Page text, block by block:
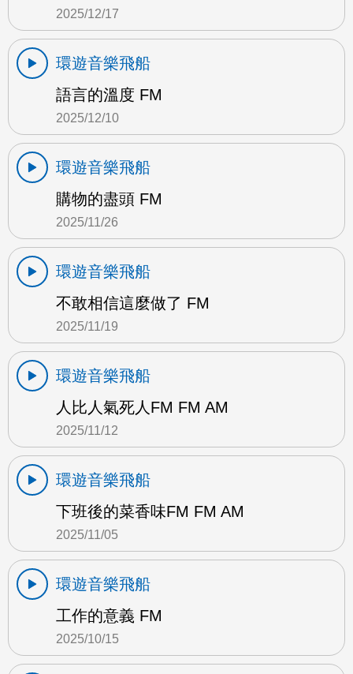
2025/12/17
環遊音樂飛船
語言的溫度 FM
2025/12/10
環遊音樂飛船
購物的盡頭 FM
2025/11/26
環遊音樂飛船
不敢相信這麼做了 FM
2025/11/19
環遊音樂飛船
人比人氣死人FM FM AM
2025/11/12
環遊音樂飛船
下班後的菜香味FM FM AM
2025/11/05
環遊音樂飛船
工作的意義 FM
2025/10/15